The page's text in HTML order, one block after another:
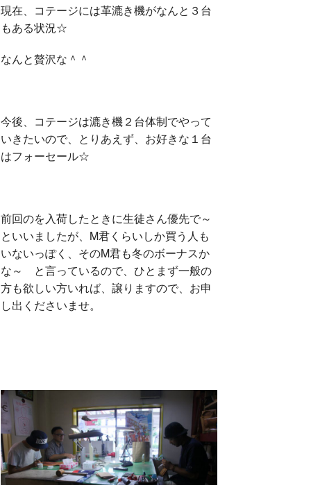
現在、コテージには革漉き機がなんと３台
もある状況☆
なんと贅沢な＾＾
今後、コテージは漉き機２台体制でやって
いきたいので、とりあえず、お好きな１台
はフォーセール☆
前回のを入荷したときに生徒さん優先で～
といいましたが、M君くらいしか買う人も
いないっぽく、そのM君も冬のボーナスか
な～ と言っているので、ひとまず一般の
方も欲しい方いれば、譲りますので、お申
し出くださいませ。